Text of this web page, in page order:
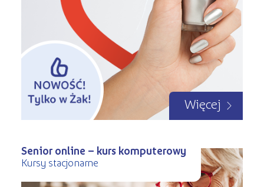
Więcej
Senior online – kurs komputerowy
Kursy stacjonarne